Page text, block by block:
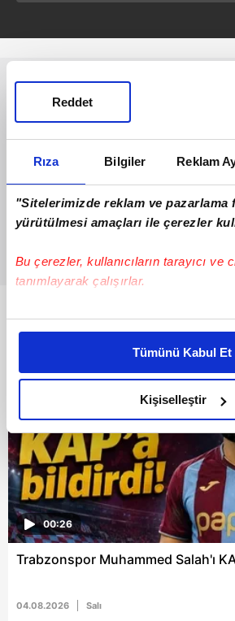
Rıza Bilgiler Reklam
"Sitelerimizde reklam ve pazarlama
yürütülmesi amaçları ile çerezler
Bu çerezler, kullanıcıların tarayıcı ve
tanımlayarak çalışırlar.
Bu çerezlere izin vermeniz halinde
daha iyi reklam deneyimi yaşatabiliriz.
amacımızın size daha iyi bir reklam
olduğunu ve sizlere en iyi içerikleri
elimizden gelen çabayı gösterdiğimizi
reklamların maliyetlerimizi
kalemimiz olduğunu sizlere
Her halükârda, kullanıcılar, bu
takdirde, kullanıcılara hedefli reklamlar
gösterilmeyecektir."
kullanılmaktadır. Bu çerezler
Tümünü Kabul Et
Kişiselleştir
Reddet
Bunlar da Var
00:26
Trabzonspor Muhammed Salah'ı
04.08.2026 Salı